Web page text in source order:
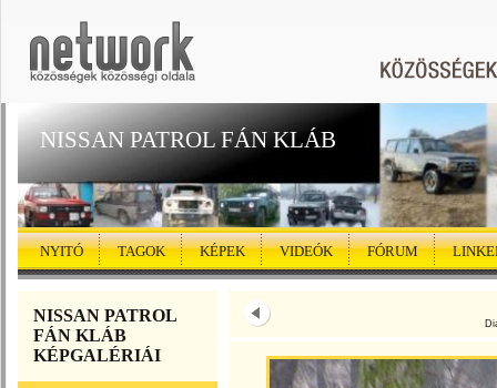
NISSAN PATROL FÁN KLÁB
NYITÓ TAGOK KÉPEK VIDEÓK FÓRUM
NISSAN PATROL
FÁN KLÁB
KÉPGALÉRIÁI